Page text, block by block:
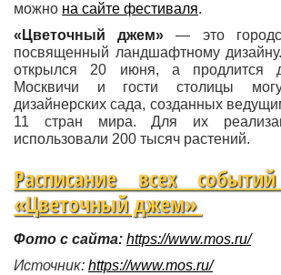
можно на сайте фестиваля.
«Цветочный джем» — это
посвященный ландшафтному
открылся 20 июня, а продлится
Москвичи и гости столицы
дизайнерских сада, созданных
11 стран мира. Для их
использовали 200 тысяч растений.
Расписание всех
«Цветочный джем»
Фото с сайта: https://www.mos.ru/
Источник: https://www.mos.ru/